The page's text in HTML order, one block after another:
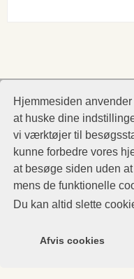
Hjemmesiden
at huske dine
vi værktøjer til
kunne forbedre vores
at besøge siden uden
mens de funktionelle
Du kan altid slette
Afvis cookies
En del af Venstre,
cookies|